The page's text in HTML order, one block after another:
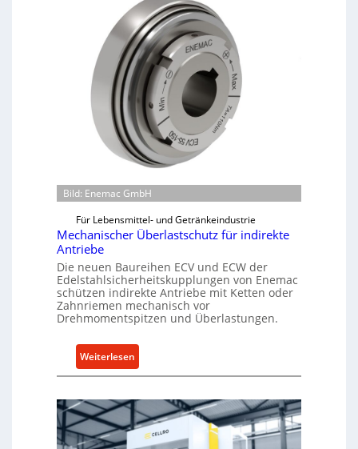
Bild: Enemac GmbH
Für Lebensmittel- und Getränkeindustrie
Mechanischer Überlastschutz für indirekte
Antriebe
Die neuen Baureihen ECV und ECW der
Edelstahlsicherheitskupplungen von Enemac
schützen indirekte Antriebe mit Ketten oder
Zahnriemen mechanisch vor
Drehmomentspitzen und Überlastungen.
Weiterlesen:
M
c
h